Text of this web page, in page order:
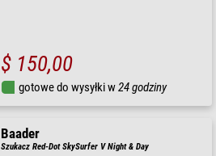
$ 150,00
gotowe do wysyłki w24 godziny
Baader
Szukacz Red-Dot SkySurfer V Night & Day